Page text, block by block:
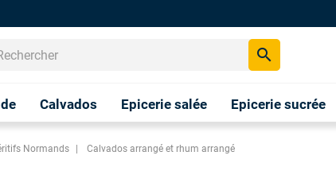
search
Calvados Epicerie salée Epicerie sucrée
Normands Calvados arrangé et rhum arrangé